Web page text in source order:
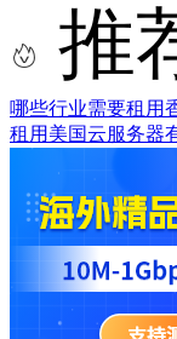
推
哪些行业需要租用
租用美国云服务器